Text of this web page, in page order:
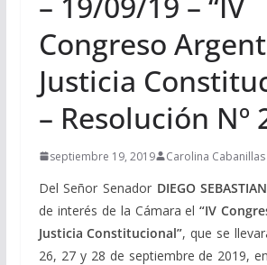
Congreso
Justicia
– Resolución Nº
septiembre 19, 2019 Carolina Cabanillas
Del Señor Senador DIEGO
de interés de la Cámara el“IV
Justicia Constitucional”, que se
26, 27 y 28 de septiembre de 2019,